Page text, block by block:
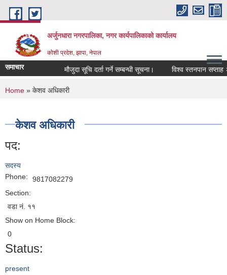
Skip to main content
अर्जुनधारा नगरपालिका, नगर कार्यपालिकाको कार्यालय
कोशी प्रदेश, झापा, नेपाल
समाचार मौजुदा सूचि दर्ता गर्ने सम्बन्धी सूचना। विश्व स्तनपान सप्ताह
You are here
Home » केशव अधिकारी
केशव अधिकारी
पद:
सदस्य
Phone:
9817082279
Section:
वडा नं. ११
Show on Home Block:
0
Status:
present